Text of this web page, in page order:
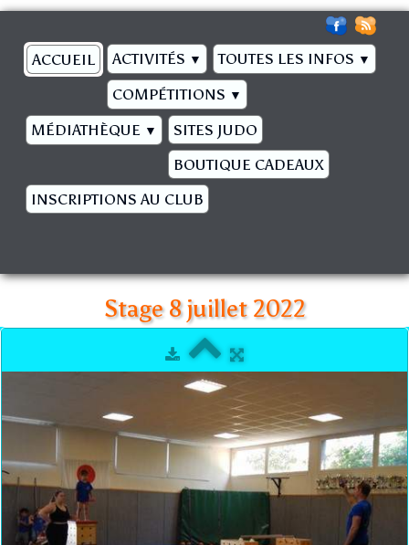
ACCUEIL ACTIVITÉS ▼ TOUTES LES INFOS ▼
COMPÉTITIONS ▼
MÉDIATHÈQUE ▼
SITES JUDO
BOUTIQUE CADEAUX
INSCRIPTIONS AU CLUB
Stage 8 juillet 2022